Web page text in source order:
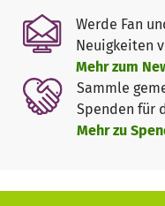
Musikgeschichte
Konzertrahmen auf.
der sich größtenteils
Kopf in dieses Projekt.
Doch dazu benötigen
Verein ist es schwer,
unseres Publikums zu
Werde Fan
Neuigkeiten
Mehr zum
Sammle
Spenden für
Mehr zu